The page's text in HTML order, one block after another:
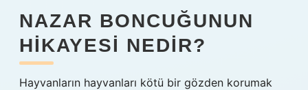
NAZAR BONCUĞUNUN
HIKAYESI NEDIR?
Hayvanların hayvanları kötü bir gözden korumak